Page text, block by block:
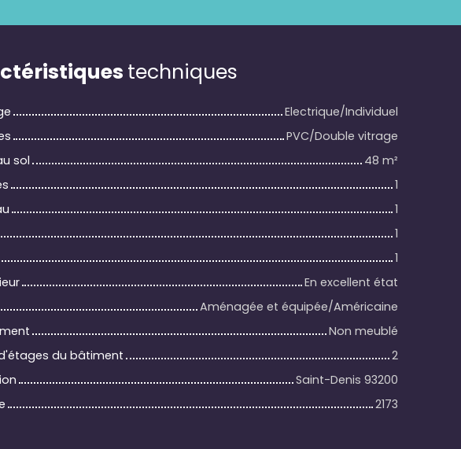
techniques
Electrique/Individuel
PVC/Double vitrage
sol
48 m²
1
1
1
1
En excellent état
Aménagée et équipée/Américaine
Non meublé
du bâtiment
2
Saint-Denis 93200
2173